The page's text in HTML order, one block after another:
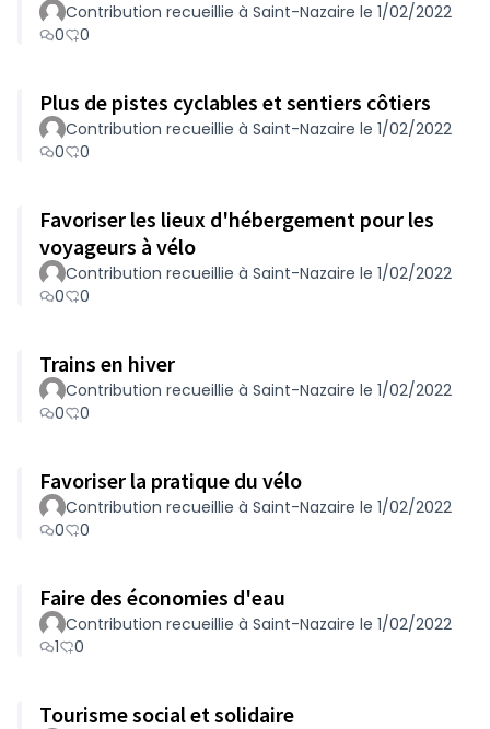
Contribution recueillie à Saint-Nazaire le 1/02/2022
0
0
Plus de pistes cyclables et sentiers côtiers
Contribution recueillie à Saint-Nazaire le 1/02/2022
0
0
Favoriser les lieux d'hébergement pour les
voyageurs à vélo
Contribution recueillie à Saint-Nazaire le 1/02/2022
0
0
Trains en hiver
Contribution recueillie à Saint-Nazaire le 1/02/2022
0
0
Favoriser la pratique du vélo
Contribution recueillie à Saint-Nazaire le 1/02/2022
0
0
Faire des économies d'eau
Contribution recueillie à Saint-Nazaire le 1/02/2022
1
0
Tourisme social et solidaire